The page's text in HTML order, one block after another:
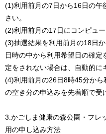
(1)利用前月の7日から16日の午
さい。
(2)利用前月の17日にコンピュー
(3)抽選結果を利用前月の18日
日時の中から利用希望日の確
定をされない場合は、自動的に
(4)利用前月の26日8時45分か
の空き分の申込みを先着順で受
3.かごしま健康の森公園・フレ
用の申し込み方法